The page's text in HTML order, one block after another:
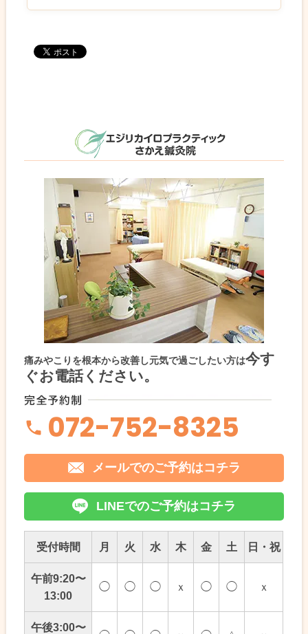
痛みやこりを根本から改善し元気で過ごしたい方は今す
ぐお電話ください。
072-752-8325
メールでのご予約はコチラ
LINEでのご予約はコチラ
受付時間 月 火 水 木 金 土 日・祝
午前9:20〜
13:00
◯ ◯ ◯ ｘ ◯ ◯ ｘ
午後3:00〜